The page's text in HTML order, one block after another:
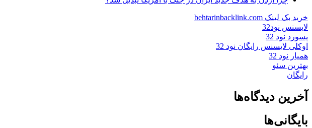
خرید بک لینک behtarinbacklink.com
لایسنس نود32
پسورد نود 32
اوکلی لایسنس رایگان نود 32
همیار نود 32
بهترین سئو
رایگان
آخرین دیدگاه‌ها
بایگانی‌ها